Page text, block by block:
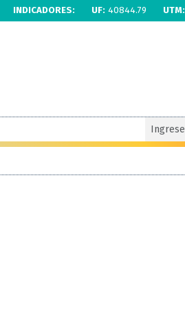
INDICADORES: UF: 40844.79 UTM: